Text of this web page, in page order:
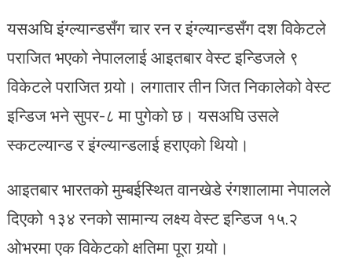
यसअघि इंग्ल्यान्डसँग चार रन र इंग्ल्यान्डसँग दश विकेटले
पराजित भएको नेपाललाई आइतबार वेस्ट इन्डिजले ९
विकेटले पराजित गर्‍यो। लगातार तीन जित निकालेको वेस्ट
इन्डिज भने सुपर-८ मा पुगेको छ। यसअघि उसले
स्कटल्यान्ड र इंग्ल्यान्डलाई हराएको थियो।
आइतबार भारतको मुम्बईस्थित वानखेडे रंगशालामा नेपालले
दिएको १३४ रनको सामान्य लक्ष्य वेस्ट इन्डिज १५.२
ओभरमा एक विकेटको क्षतिमा पूरा गर्‍यो।